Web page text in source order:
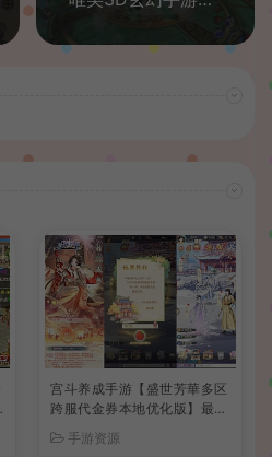
宫斗养成手游【盛世芳華多区
跨服代金券本地优化版】最新
手工服务端+CDK授权后台
手游资源